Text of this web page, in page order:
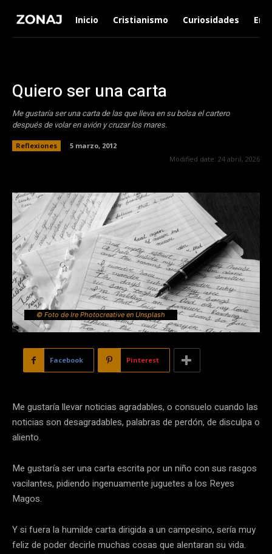
Inicio Cristianismo Curiosidades
Quiero ser una carta
Me gustaría ser una carta de las que lleva en su bolsa el cartero
después de volar en avión y cruzar los mares.
Reflexiones
5 marzo, 2012
Modified date: 24 abril, 2026
© Foto de Ire Photocreative en Unsplash
Facebook Pinterest
Me gustaría llevar noticias agradables, o consuelo cuando las
noticias son desagradables, palabras de perdón, de disculpa o
aliento.
Me gustaría ser una carta escrita por un niño con sus rasgos
vacilantes, pidiendo ingenuamente juguetes a los Reyes
Magos.
Y si fuera la humilde carta dirigida a un campesino, sería muy
feliz de poder decirle muchas cosas que alentaran su vida.